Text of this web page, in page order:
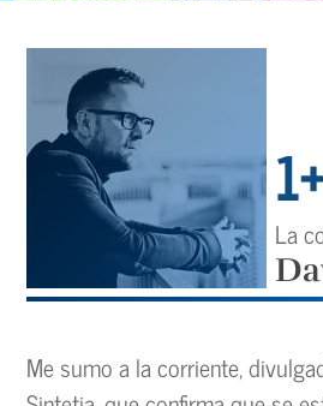
La
Me sumo a la corriente,